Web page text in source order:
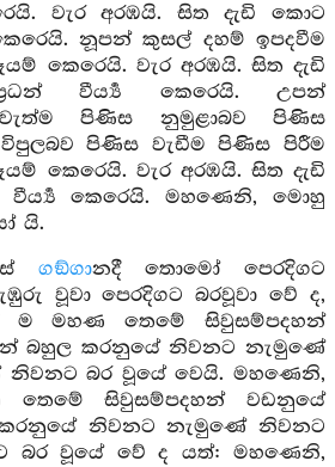
වැර අරඹයි. සිත දැඩි කොට
නූපන් කුසල් දහම් ඉපදවීම
කෙරෙයි. වැර අරඹයි. සිත දැඩි
වීර්‍ය්‍ය කෙරෙයි. උපන්
පිණිස නුමුළාබව පිණිස
පිණිස වැඩීම පිණිස පිරීම
කෙරෙයි. වැර අරඹයි. සිත දැඩි
කෙරෙයි. මහණෙනි, මොහු
යි.
ගඞ්ගානදී තොමෝ පෙරදිගට
වූවා පෙරදිගට බරවූවා වේ ද,
ම මහණ තෙමේ සිවුසම්පදහන්
බහුල කරනුයේ නිවනට නැමුණේ
බර වූයේ වෙයි. මහණෙනි,
සිවුසම්පදහන් වඩනුයේ
නිවනට නැමුණේ නිවනට
බර වූයේ වේ ද යත්: මහණෙනි,